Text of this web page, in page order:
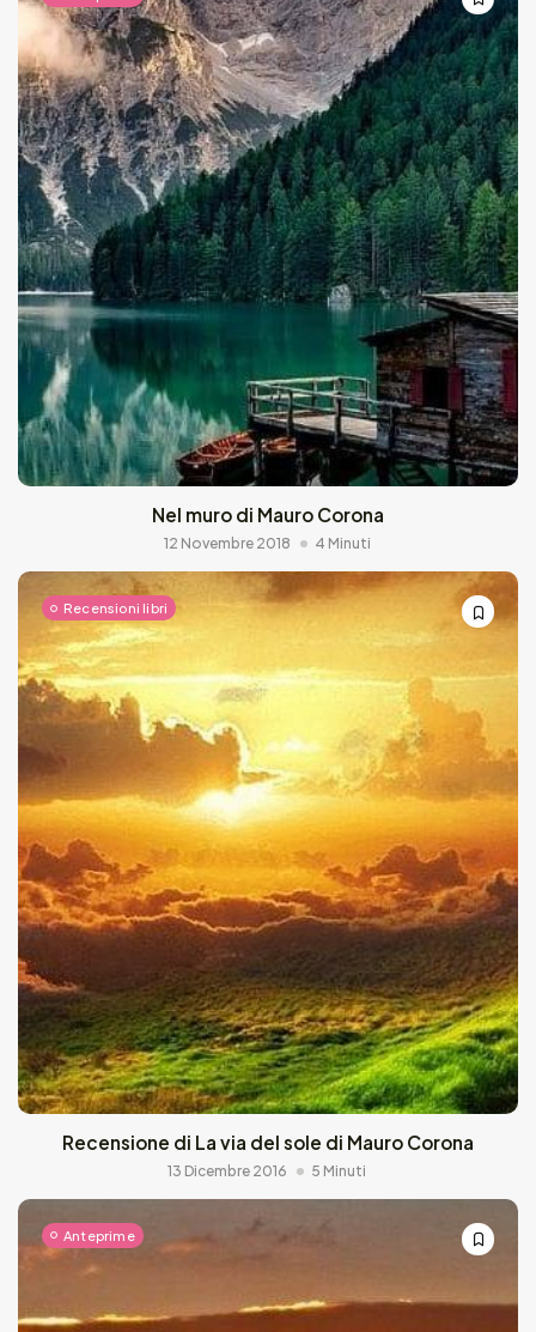
Nel muro di Mauro Corona
12 Novembre 2018 4 Minuti
Recensioni libri
Recensione di La via del sole di Mauro Corona
13 Dicembre 2016 5 Minuti
Anteprime